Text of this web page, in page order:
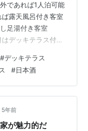
であれば1人泊可能
露天風呂付き客室
足湯付き客室
デッキテラス付き
）の2室のみで
クではありませ
※公式HPから引用さ
入るとすぐにベッ
て手前右側にある
#デッキテラス
#日本酒
5年前
が魅力的だ